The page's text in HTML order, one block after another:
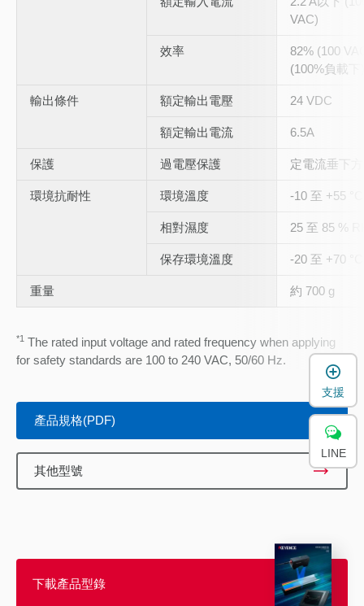
VAC)
效率
82% (100
(100%負載下)
輸出條件 額定輸出電壓 24 VDC
額定輸出電流 6.5A
保護 過電壓保護 定電流垂下
環境抗耐性 環境溫度 -10 至 +55
相對濕度 25 至 85 %
保存環境溫度 -20 至 +70
重量 約 700 g
*1 The rated input voltage and rated frequency when applying
for safety standards are 100 to 240 VAC, 50/60 Hz.
產品規格(PDF)
其他型號
下載產品型錄
支援
LINE